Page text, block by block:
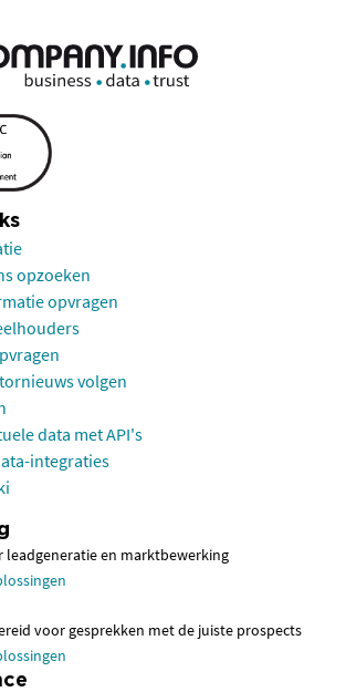
opzoeken
opvragen
volgen
data met API's
integraties
leadgeneratie en marktbewerking
voor gesprekken met de juiste prospects